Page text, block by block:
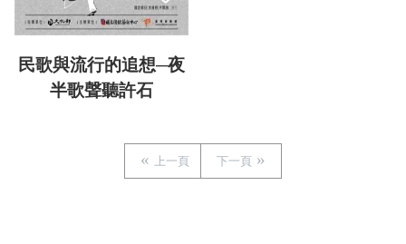
民歌與流行的追想─夜
半歌聲聽許石
上一頁 下一頁